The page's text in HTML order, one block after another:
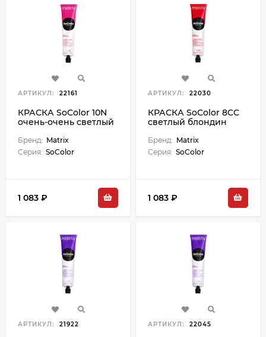
АРТИКУЛ: 22161
КРАСКА SoColor 10N
очень-очень светлый
Бренд: Matrix
Серия: SoColor
1 083 ₽
АРТИКУЛ: 22030
КРАСКА SoColor 8CC
светлый блондин
мл
Бренд: Matrix
Серия: SoColor
1 083 ₽
АРТИКУЛ: 21922 АРТИКУЛ: 22045